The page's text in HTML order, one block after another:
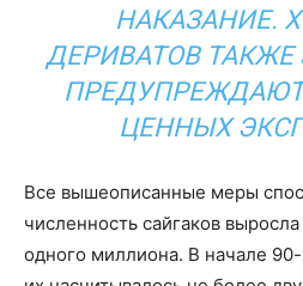
НАКАЗАНИЕ.
ДЕРИВАТОВ
ЦЕННЫХ
Все вышеописанные меры
численность сайгаков
одного миллиона. В начале